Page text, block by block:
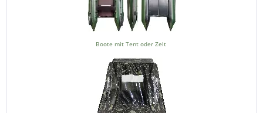
Boote mit Tent oder Zelt